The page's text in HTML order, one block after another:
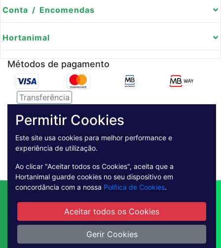
Conta / Encomendas
Hortanimal
Métodos de pagamento
Transferência
Pagamento Seguro
Quem Somos
Métodos de Pagamento
Condições Gerais de Utilização
Livro de reclamações online
Permitir Cookies
Este site usa cookies para melhor performance e
experiência de utilização.
Ao clicar "Aceitar todos os Cookies", aceita que a
Hortanimal guarde cookies no seu dispositivo em
concordância com a nossa Política de Cookies.
Aceitar todos os Cookies
Gerir Cookies